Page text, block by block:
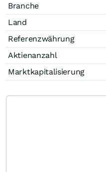
Branche
Land
Referenzwährung
Aktienanzahl
Marktkapitalisierung